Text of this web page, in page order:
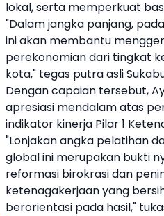
lokal, serta memperkuat
"Dalam jangka panjang,
ini akan membantu
perekonomian dari tingkat
kota," tegas putra asli
Dengan capaian tersebut,
apresiasi mendalam atas
indikator kinerja Pilar 1
"Lonjakan angka pelatihan
global ini merupakan bukti
reformasi birokrasi dan
ketenagakerjaan yang
berorientasi pada hasil,"